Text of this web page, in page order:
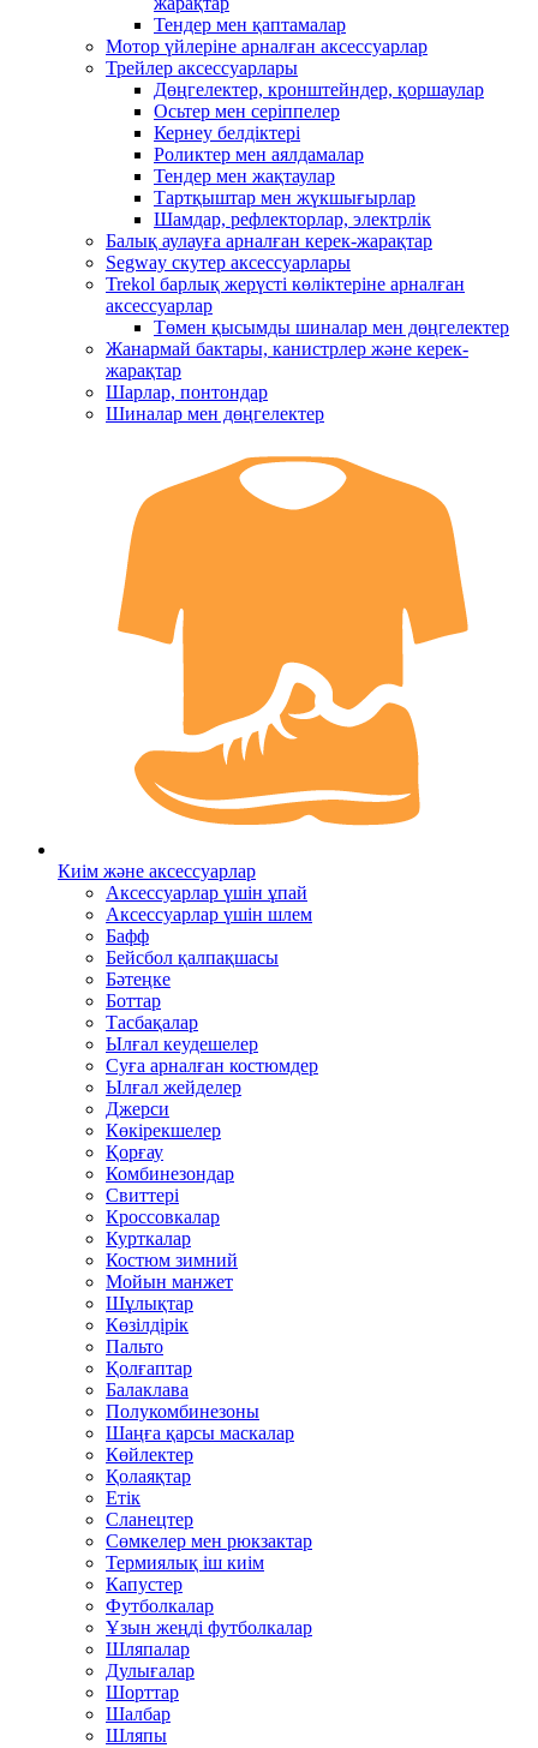
Тендер мен қаптамалар
Мотор үйлеріне арналған аксессуарлар
Трейлер аксессуарлары
Дөңгелектер, кронштейндер, қоршаулар
Осьтер мен серіппелер
Кернеу белдіктері
Роликтер мен аялдамалар
Тендер мен жақтаулар
Тартқыштар мен жүкшығырлар
Шамдар, рефлекторлар, электрлік
Балық аулауға арналған керек-жарақтар
Segway скутер аксессуарлары
Trekol барлық жерүсті көліктеріне арналған
аксессуарлар
Төмен қысымды шиналар мен дөңгелектер
Жанармай бактары, канистрлер және керек-
жарақтар
Шарлар, понтондар
Шиналар мен дөңгелектер
Киім және аксессуарлар
Аксессуарлар үшін ұпай
Аксессуарлар үшін шлем
Бафф
Бейсбол қалпақшасы
Бәтеңке
Боттар
Тасбақалар
Ылғал кеудешелер
Суға арналған костюмдер
Ылғал жейделер
Джерси
Көкірекшелер
Қорғау
Комбинезондар
Свиттері
Кроссовкалар
Курткалар
Костюм зимний
Мойын манжет
Шұлықтар
Көзілдірік
Пальто
Қолғаптар
Балаклава
Полукомбинезоны
Шаңға қарсы маскалар
Көйлектер
Қолаяқтар
Етік
Сланецтер
Сөмкелер мен рюкзактар
Термиялық іш киім
Капустер
Футболкалар
Ұзын жеңді футболкалар
Шляпалар
Дулығалар
Шорттар
Шалбар
Шляпы